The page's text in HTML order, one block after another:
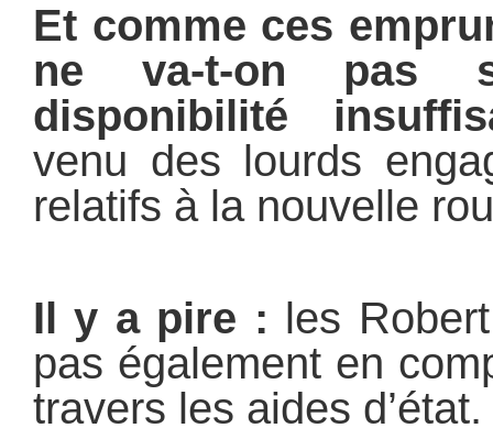
Et comme ces
ne va-t-on pas
disponibilité
venu des lourds
relatifs à la nouvelle
Il y a pire : les
pas également en
travers les aides d’état.